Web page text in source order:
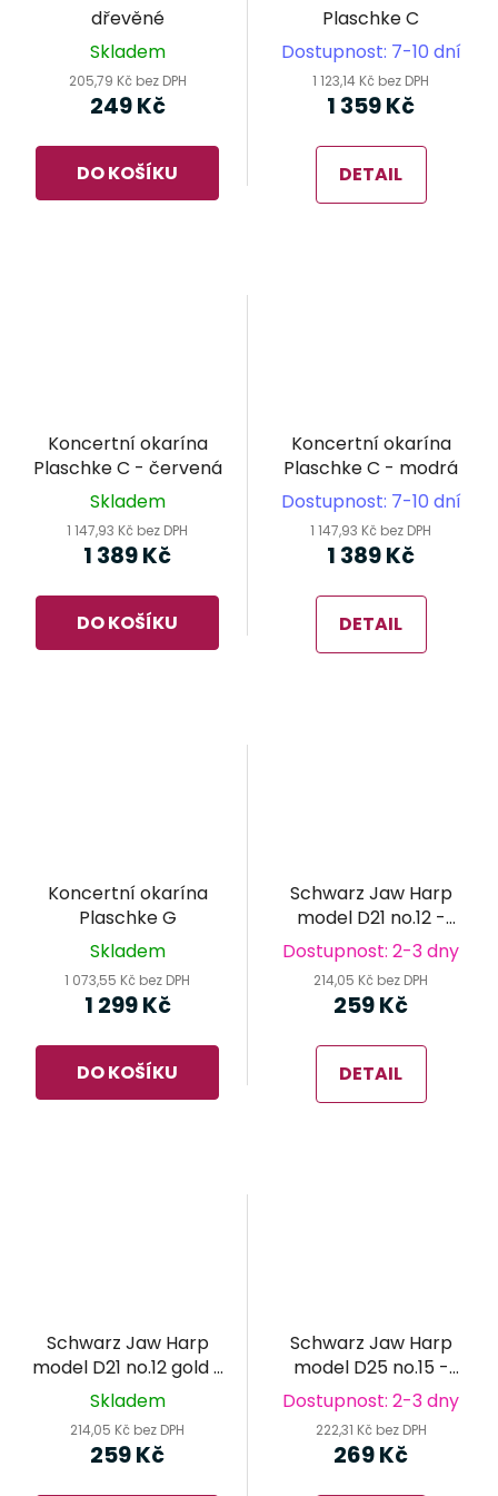
dřevěné
Skladem
205,79 Kč bez DPH
249 Kč
DO KOŠÍKU
Plaschke C
Dostupnost: 7-10 dní
1 123,14 Kč bez DPH
1 359 Kč
DETAIL
Koncertní okarína
Plaschke C - červená
Skladem
1 147,93 Kč bez DPH
1 389 Kč
DO KOŠÍKU
Koncertní okarína
Plaschke C - modrá
Dostupnost: 7-10 dní
1 147,93 Kč bez DPH
1 389 Kč
DETAIL
Koncertní okarína
Plaschke G
Skladem
1 073,55 Kč bez DPH
1 299 Kč
DO KOŠÍKU
Schwarz Jaw Harp
model D21 no.12 -
brumle
Dostupnost: 2-3 dny
214,05 Kč bez DPH
259 Kč
DETAIL
Schwarz Jaw Harp
model D21 no.12 gold -
brumle
Skladem
214,05 Kč bez DPH
259 Kč
Schwarz Jaw Harp
model D25 no.15 -
brumle
Dostupnost: 2-3 dny
222,31 Kč bez DPH
269 Kč